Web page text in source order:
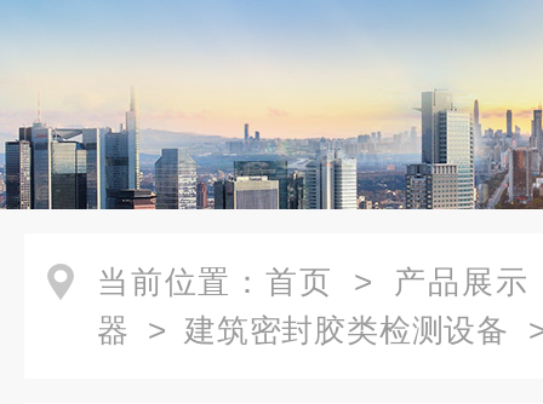
当前位置： 首页 > 产品展示
器 > 建筑密封胶类检测设备